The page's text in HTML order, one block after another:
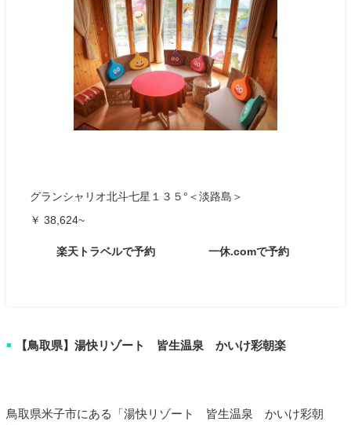
グランシャリオ北斗七星１３５°＜淡路島＞
￥ 38,624~
楽天トラベルで予約 一休.comで予約
■ 【鳥取県】湯快リゾート 皆生温泉 かいけ彩朝楽
鳥取県米子市にある「湯快リゾート 皆生温泉 かいけ彩朝